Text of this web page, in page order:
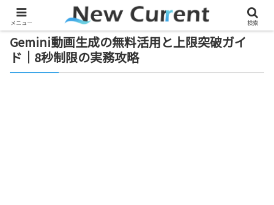
Gemini動画生成の無料活用と上限突破ガイ
ド｜8秒制限の実務攻略
メニュー 検索